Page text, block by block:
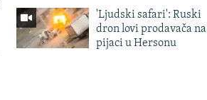
'Ljudski safari': Ruski
dron lovi prodavača na
pijaci u Hersonu